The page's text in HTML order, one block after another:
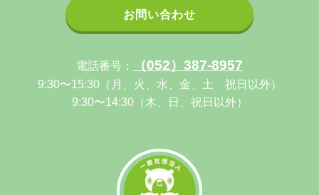
お問い合わせ
電話番号： （052）387-8957
9:30〜15:30（月、火、水、金、土 祝日以外）
9:30〜14:30（木、日、祝日以外）